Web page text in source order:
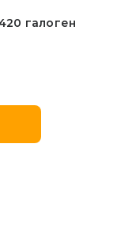
галоген